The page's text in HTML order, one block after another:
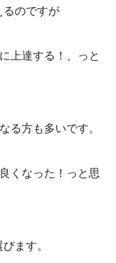
のですが
上達する！、っと
る方も多いです。
くなった！っと思
ます。